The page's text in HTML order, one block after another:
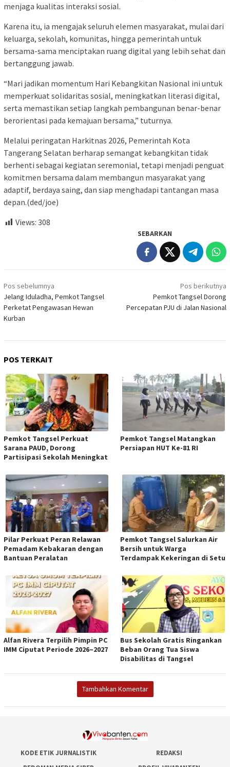
menjaga kualitas interaksi sosial.
Karena itu, ia mengajak seluruh elemen masyarakat, mulai dari
keluarga, sekolah, komunitas, hingga pemerintah untuk
bersama-sama menciptakan ruang digital yang lebih sehat dan
bertanggung jawab.
“Mari jadikan momentum Hari Kebangkitan Nasional ini untuk
memperkuat solidaritas sosial, meningkatkan literasi digital,
serta memastikan setiap langkah pembangunan benar-benar
berorientasi pada kemajuan bersama,” tuturnya.
Melalui peringatan Harkitnas 2026, Pemerintah Kota
Tangerang Selatan berharap semangat kebangkitan tidak
berhenti sebagai kegiatan seremonial, tetapi menjadi penguat
komitmen bersama dalam membangun masyarakat yang
adaptif, berdaya saing, dan siap menghadapi tantangan masa
depan.(ded/joe)
Views: 308
SEBARKAN
Navigasi
pos
Pos sebelumnya
Jelang Iduladha, Pemkot Tangsel
Perketat Pengawasan Hewan
Kurban
Pos berikutnya
Pemkot Tangsel Dorong
Percepatan PJU di Jalan Nasional
POS TERKAIT
Pemkot Tangsel Perkuat
Sarana PAUD, Dorong
Partisipasi Sekolah Meningkat
Pemkot Tangsel Matangkan
Persiapan HUT Ke-81 RI
Pilar Perkuat Peran Relawan
Pemadam Kebakaran dengan
Bantuan Peralatan
Pemkot Tangsel Salurkan Air
Bersih untuk Warga
Terdampak Kekeringan di Setu
Alfan Rivera Terpilih Pimpin PC
IMM Ciputat Periode 2026–2027
Bus Sekolah Gratis Ringankan
Beban Orang Tua Siswa
Disabilitas di Tangsel
Tambahkan Komentar
KODE ETIK JURNALISTIK
REDAKSI